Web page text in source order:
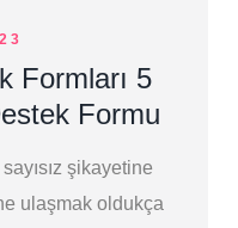
Formları 5
Formu
şikayetine
ulaşmak oldukça